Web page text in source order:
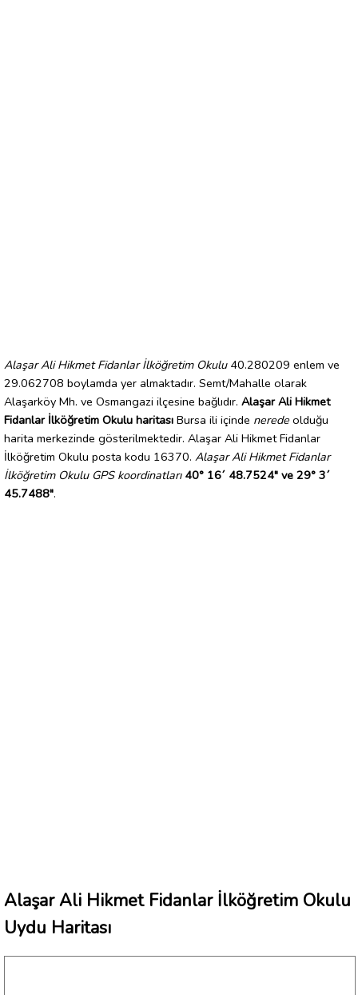
Alaşar Ali Hikmet Fidanlar İlköğretim Okulu40.280209 enlem ve
29.062708 boylamda yer almaktadır. Semt/Mahalle olarak
Alaşarköy Mh. ve Osmangazi ilçesine bağlıdır. Alaşar Ali Hikmet
Fidanlar İlköğretim Okulu haritası Bursa ili içinde nerede olduğu
harita merkezinde gösterilmektedir. Alaşar Ali Hikmet Fidanlar
İlköğretim Okulu posta kodu 16370. Alaşar Ali Hikmet Fidanlar
İlköğretim Okulu GPS koordinatları 40° 16´ 48.7524" ve 29° 3´
45.7488".
Alaşar Ali Hikmet Fidanlar İlköğretim Okulu
Uydu Haritası